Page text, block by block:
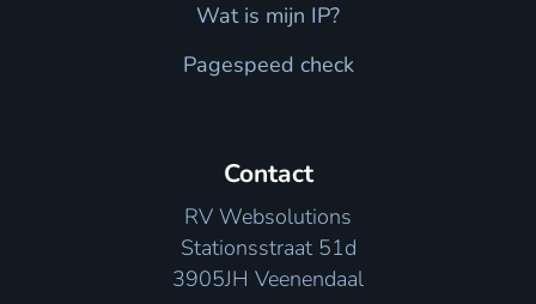
Wat is mijn IP?
Pagespeed check
Contact
RV Websolutions
Stationsstraat 51d
3905JH Veenendaal